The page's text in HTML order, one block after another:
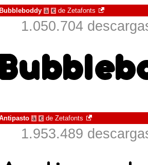
Bubbleboddy à € de Zetafonts
1.050.704
à € de Zetafonts
1.953.489